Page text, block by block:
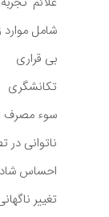
شامل موارد
بی قراری
تکانشگری
سوء مصرف
ناتوانی
احساس
تغییر